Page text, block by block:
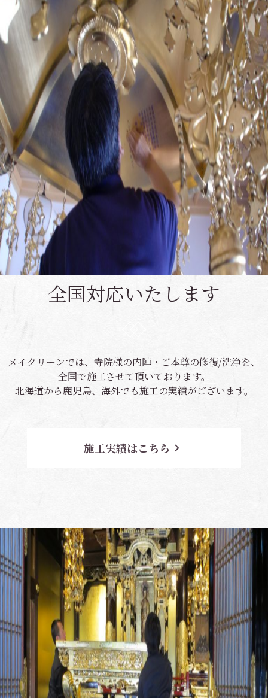
全国対応いたします
メイクリーンでは、寺院様の内陣・ご本尊の修復/洗浄を、
全国で施工させて頂いております。
北海道から鹿児島、海外でも施工の実績がございます。
施工実績はこちら navigate_next